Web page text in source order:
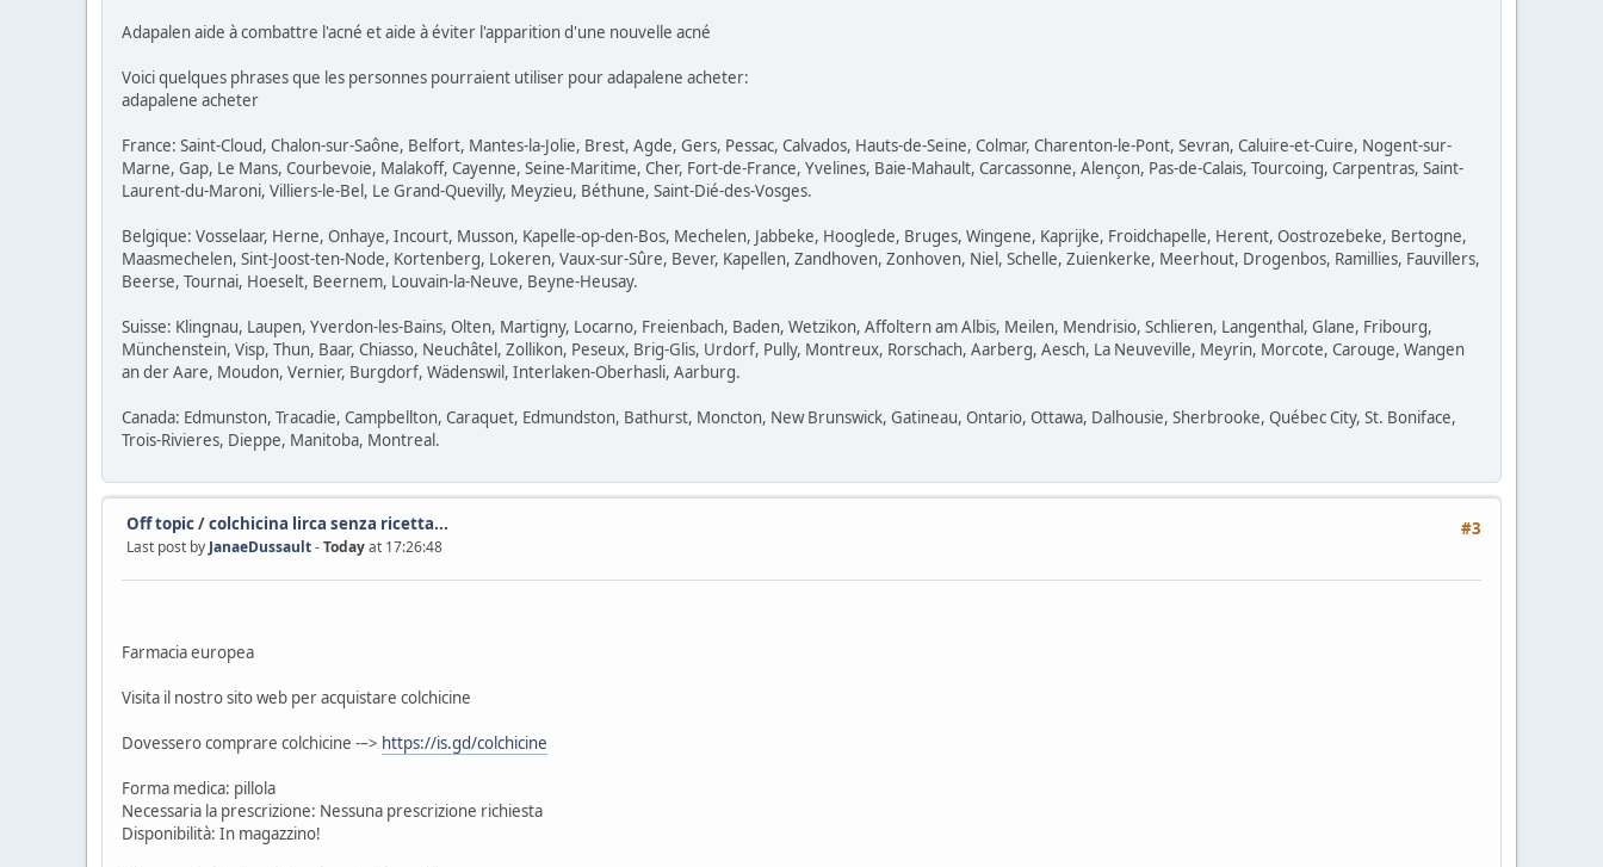
Adapalen aide à combattre l'acné et aide à éviter l'apparition d'une nouvelle acné
Voici quelques phrases que les personnes pourraient utiliser pour adapalene acheter:
adapalene acheter
France: Saint-Cloud, Chalon-sur-Saône, Belfort, Mantes-la-Jolie, Brest, Agde, Gers, Pessac, Calvados, Hauts-de-Seine, Colmar, Charenton-le-Pont, Sevran, Caluire-et-Cuire, Nogent-sur-
Marne, Gap, Le Mans, Courbevoie, Malakoff, Cayenne, Seine-Maritime, Cher, Fort-de-France, Yvelines, Baie-Mahault, Carcassonne, Alençon, Pas-de-Calais, Tourcoing, Carpentras, Saint-
Laurent-du-Maroni, Villiers-le-Bel, Le Grand-Quevilly, Meyzieu, Béthune, Saint-Dié-des-Vosges.
Belgique: Vosselaar, Herne, Onhaye, Incourt, Musson, Kapelle-op-den-Bos, Mechelen, Jabbeke, Hooglede, Bruges, Wingene, Kaprijke, Froidchapelle, Herent, Oostrozebeke, Bertogne,
Maasmechelen, Sint-Joost-ten-Node, Kortenberg, Lokeren, Vaux-sur-Sûre, Bever, Kapellen, Zandhoven, Zonhoven, Niel, Schelle, Zuienkerke, Meerhout, Drogenbos, Ramillies, Fauvillers,
Beerse, Tournai, Hoeselt, Beernem, Louvain-la-Neuve, Beyne-Heusay.
Suisse: Klingnau, Laupen, Yverdon-les-Bains, Olten, Martigny, Locarno, Freienbach, Baden, Wetzikon, Affoltern am Albis, Meilen, Mendrisio, Schlieren, Langenthal, Glane, Fribourg,
Münchenstein, Visp, Thun, Baar, Chiasso, Neuchâtel, Zollikon, Peseux, Brig-Glis, Urdorf, Pully, Montreux, Rorschach, Aarberg, Aesch, La Neuveville, Meyrin, Morcote, Carouge, Wangen
an der Aare, Moudon, Vernier, Burgdorf, Wädenswil, Interlaken-Oberhasli, Aarburg.
Canada: Edmunston, Tracadie, Campbellton, Caraquet, Edmundston, Bathurst, Moncton, New Brunswick, Gatineau, Ontario, Ottawa, Dalhousie, Sherbrooke, Québec City, St. Boniface,
Trois-Rivieres, Dieppe, Manitoba, Montreal.
#3
Off topic/colchicina lirca senza ricetta...
Last post byJanaeDussault-Todayat 17:26:48
Farmacia europea
Visita il nostro sito web per acquistare colchicine
Dovessero comprare colchicine -–> https://is.gd/colchicine
Forma medica: pillola
Necessaria la prescrizione: Nessuna prescrizione richiesta
Disponibilità: In magazzino!